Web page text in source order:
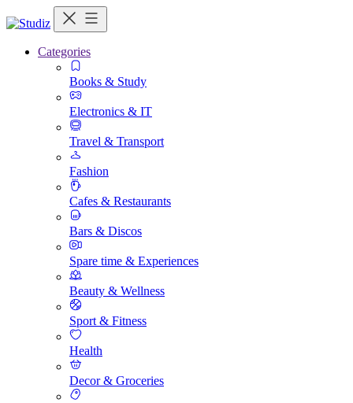
Categories
Books & Study
Electronics & IT
Travel & Transport
Fashion
Cafes & Restaurants
Bars & Discos
Spare time & Experiences
Beauty & Wellness
Sport & Fitness
Health
Decor & Groceries